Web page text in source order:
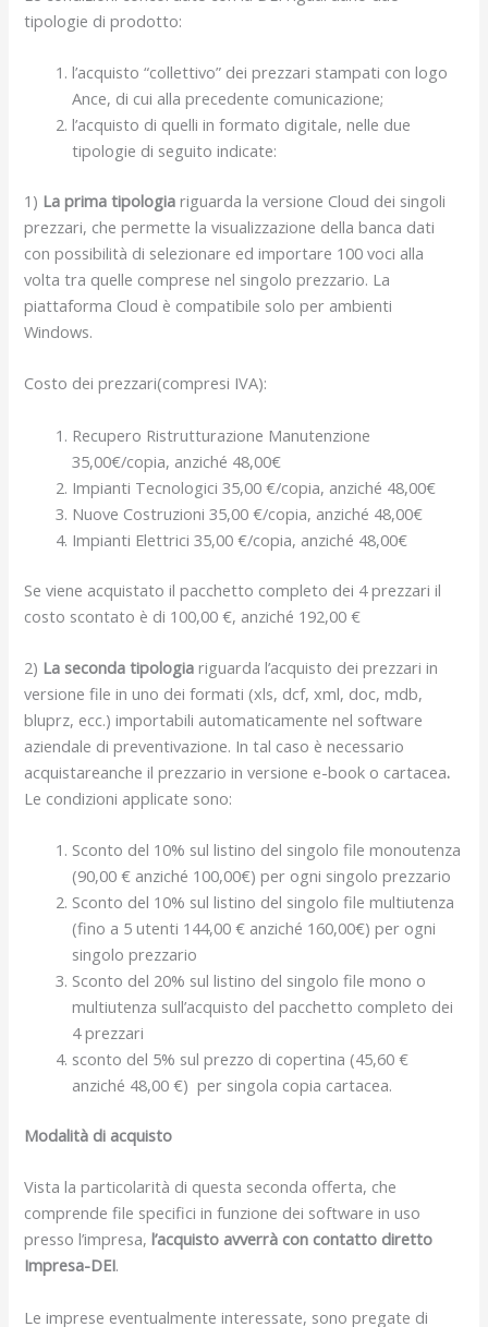
tipologie di prodotto:
l’acquisto “collettivo” dei prezzari stampati con logo
Ance, di cui alla precedente comunicazione;
l’acquisto di quelli in formato digitale, nelle due
tipologie di seguito indicate:
1) La prima tipologia riguarda la versione Cloud dei singoli
prezzari, che permette la visualizzazione della banca dati
con possibilità di selezionare ed importare 100 voci alla
volta tra quelle comprese nel singolo prezzario. La
piattaforma Cloud è compatibile solo per ambienti
Windows.
Costo dei prezzari(compresi IVA):
Recupero Ristrutturazione Manutenzione
35,00€/copia, anziché 48,00€
Impianti Tecnologici 35,00 €/copia, anziché 48,00€
Nuove Costruzioni 35,00 €/copia, anziché 48,00€
Impianti Elettrici 35,00 €/copia, anziché 48,00€
Se viene acquistato il pacchetto completo dei 4 prezzari il
costo scontato è di 100,00 €, anziché 192,00 €
2) La seconda tipologia riguarda l’acquisto dei prezzari in
versione file in uno dei formati (xls, dcf, xml, doc, mdb,
bluprz, ecc.) importabili automaticamente nel software
aziendale di preventivazione. In tal caso è necessario
acquistareanche il prezzario in versione e-book o cartacea.
Le condizioni applicate sono:
Sconto del 10% sul listino del singolo file monoutenza
(90,00 € anziché 100,00€) per ogni singolo prezzario
Sconto del 10% sul listino del singolo file multiutenza
(fino a 5 utenti 144,00 € anziché 160,00€) per ogni
singolo prezzario
Sconto del 20% sul listino del singolo file mono o
multiutenza sull’acquisto del pacchetto completo dei
4 prezzari
sconto del 5% sul prezzo di copertina (45,60 €
anziché 48,00 €) per singola copia cartacea.
Modalità di acquisto
Vista la particolarità di questa seconda offerta, che
comprende file specifici in funzione dei software in uso
presso l’impresa,l’acquisto avverrà con contatto diretto
Impresa-DEI.
Le imprese eventualmente interessate, sono pregate di